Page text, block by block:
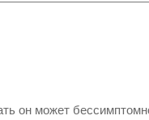
он может